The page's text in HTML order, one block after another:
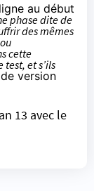
au début
phase dite de
des mêmes
cette
et s’ils
version
13 avec le